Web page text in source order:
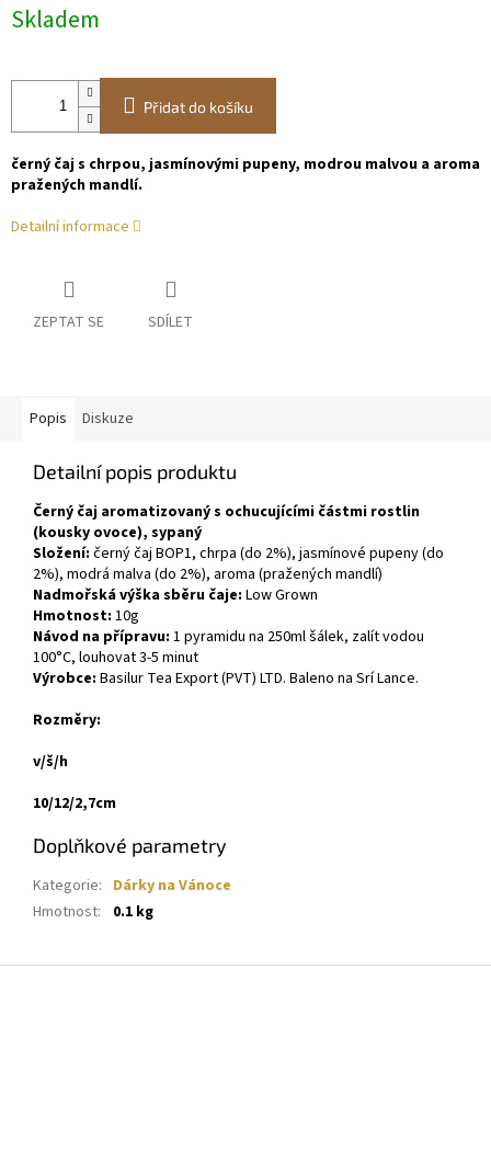
cena:
Skladem
Přidat do košíku
černý čaj s chrpou, jasmínovými pupeny, modrou malvou a aroma
pražených mandlí.
Detailní informace
ZEPTAT SE SDÍLET
Popis Diskuze
Detailní popis produktu
Černý čaj aromatizovaný s ochucujícími částmi rostlin
(kousky ovoce), sypaný
Složení: černý čaj BOP1, chrpa (do 2%), jasmínové pupeny (do
2%), modrá malva (do 2%), aroma (pražených mandlí)
Nadmořská výška sběru čaje: Low Grown
Hmotnost: 10g
Návod na přípravu: 1 pyramidu na 250ml šálek, zalít vodou
100°C, louhovat 3-5 minut
Výrobce: Basilur Tea Export (PVT) LTD. Baleno na Srí Lance.
Rozměry:
v/š/h
10/12/2,7cm
Doplňkové parametry
Kategorie: Dárky na Vánoce
Hmotnost: 0.1 kg